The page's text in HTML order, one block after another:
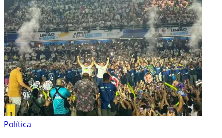
Política